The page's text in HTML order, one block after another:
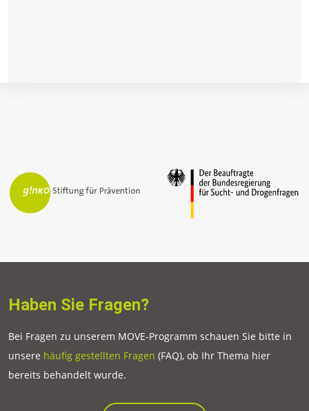
Haben Sie Fragen?
Bei Fragen zu unserem MOVE-Programm schauen Sie bitte in
unsere häufig gestellten Fragen (FAQ), ob Ihr Thema hier
bereits behandelt wurde.